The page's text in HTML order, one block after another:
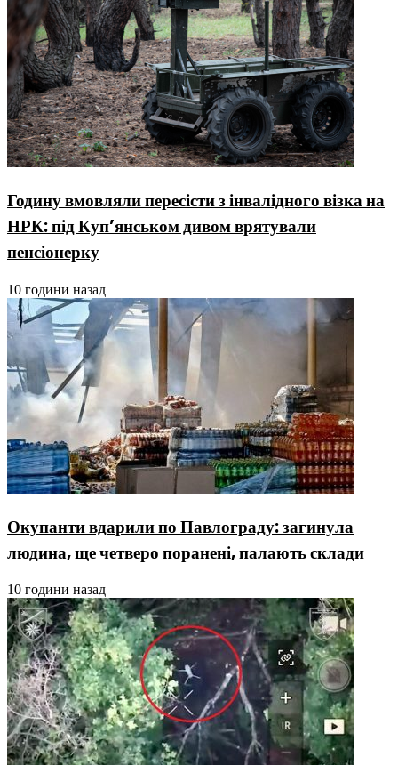
Годину вмовляли пересісти з інвалідного візка на
НРК: під Куп’янськом дивом врятували
пенсіонерку
10 години назад
Окупанти вдарили по Павлограду: загинула
людина, ще четверо поранені, палають склади
10 години назад